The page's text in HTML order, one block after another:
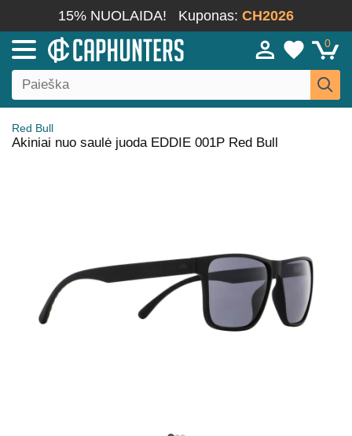
15% NUOLAIDA! Kuponas: CH2026
0
Red Bull
Akiniai nuo saulė juoda EDDIE 001P Red Bull